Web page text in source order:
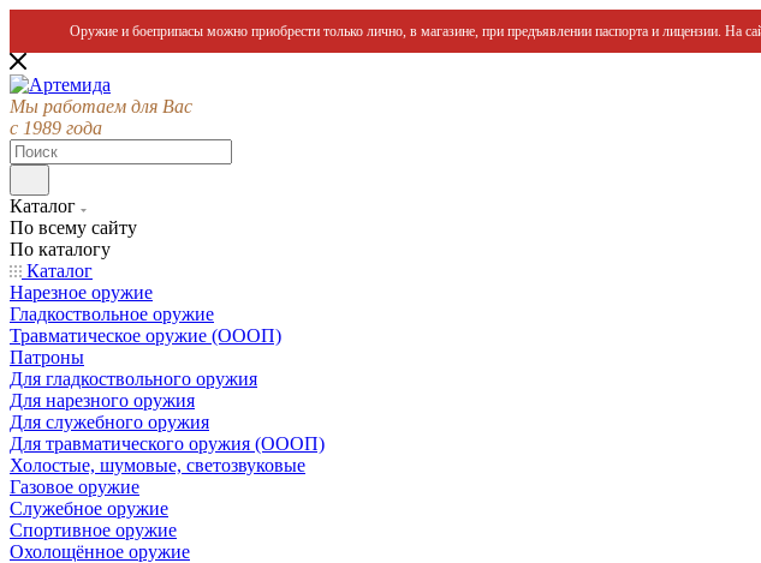
Оружие и боеприпасы можно приобрести только лично, в магазине, при предъявлении паспорта и лицензии. На
Мы работаем для Вас
с 1989 года
Каталог
По всему сайту
По каталогу
Каталог
Нарезное оружие
Гладкоствольное оружие
Травматическое оружие (ОООП)
Патроны
Для гладкоствольного оружия
Для нарезного оружия
Для служебного оружия
Для травматического оружия (ОООП)
Холостые, шумовые, светозвуковые
Газовое оружие
Служебное оружие
Спортивное оружие
Охолощённое оружие